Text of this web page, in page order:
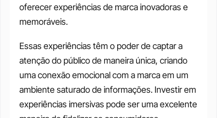
oferecer experiências de marca inovadoras e
memoráveis.
Essas experiências têm o poder de captar a
atenção do público de maneira única, criando
uma conexão emocional com a marca em um
ambiente saturado de informações. Investir em
experiências imersivas pode ser uma excelente